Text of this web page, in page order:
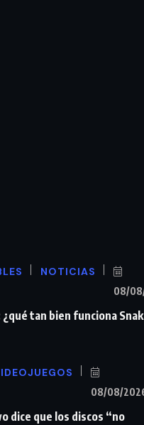
NOTICIAS
08/
¿qué tan bien funciona
08/08/
dice que los discos “no